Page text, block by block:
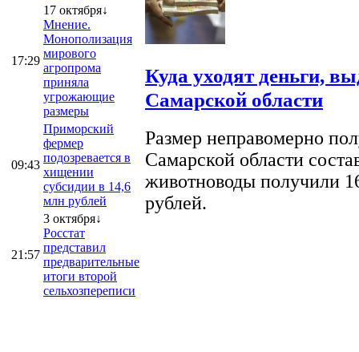
17:29
17 октября↓
Мнение.
Монополизация
мирового
агропрома
приняла
угрожающие
размеры
09:43
Приморский
фермер
подозревается в
хищении
субсидии в 14,6
млн рублей
21:57
3 октября↓
Росстат
представил
предварительные
итоги второй
сельхозпереписи
Куда уходят деньги,
Самарской области
Размер неправомерно
Самарской области
животноводы получили
рублей.